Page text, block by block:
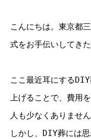
こんにちは。東京都
式をお手伝いしてき
ここ最近耳にする
上げることで、費用
人も少なくありません
しかし、DIY葬には